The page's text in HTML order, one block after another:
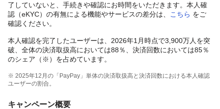
了していないと、手続きや確認にお時間をいただきます。本人確
認（eKYC）の有無による機能やサービスの差分は、
こちら をご
確認ください。
本人確認を完了したユーザーは、2026年1月時点で3,900万人を突
破、全体の決済取扱高においては88％、決済回数においては85％
のシェア（※）を占めています。
※ 2025年12月の「PayPay」単体の決済取扱高と決済回数における本人確認
ユーザーの割合。
キャンペーン概要